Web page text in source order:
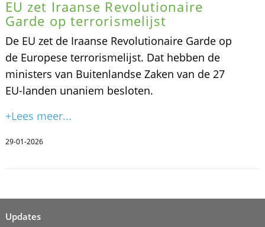
EU zet Iraanse Revolutionaire
Garde op terrorismelijst
De EU zet de Iraanse Revolutionaire Garde op
de Europese terrorismelijst. Dat hebben de
ministers van Buitenlandse Zaken van de 27
EU-landen unaniem besloten.
+Lees meer...
29-01-2026
Updates